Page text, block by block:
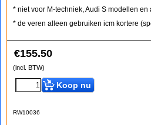
* niet voor M-techniek, Audi S modellen en
* de veren alleen gebruiken icm kortere
€155.50
(incl. BTW)
Koop nu
RW10036